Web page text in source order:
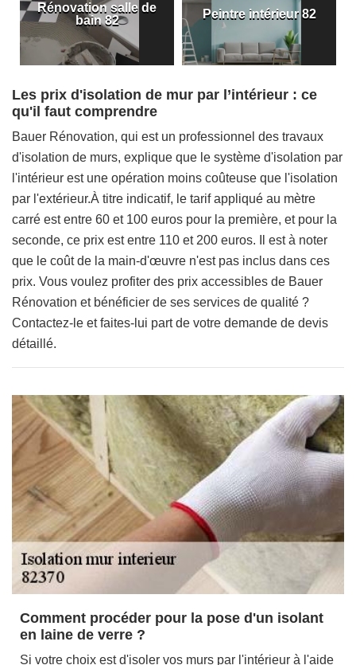
Rénovation salle de
bain 82
Peintre intérieur 82
Les prix d'isolation de mur par l’intérieur : ce
qu'il faut comprendre
Bauer Rénovation, qui est un professionnel des travaux
d'isolation de murs, explique que le système d'isolation par
l'intérieur est une opération moins coûteuse que l'isolation
par l'extérieur.À titre indicatif, le tarif appliqué au mètre
carré est entre 60 et 100 euros pour la première, et pour la
seconde, ce prix est entre 110 et 200 euros. Il est à noter
que le coût de la main-d'œuvre n'est pas inclus dans ces
prix. Vous voulez profiter des prix accessibles de Bauer
Rénovation et bénéficier de ses services de qualité ?
Contactez-le et faites-lui part de votre demande de devis
détaillé.
Comment procéder pour la pose d'un isolant
en laine de verre ?
Si votre choix est d'isoler vos murs par l'intérieur à l'aide